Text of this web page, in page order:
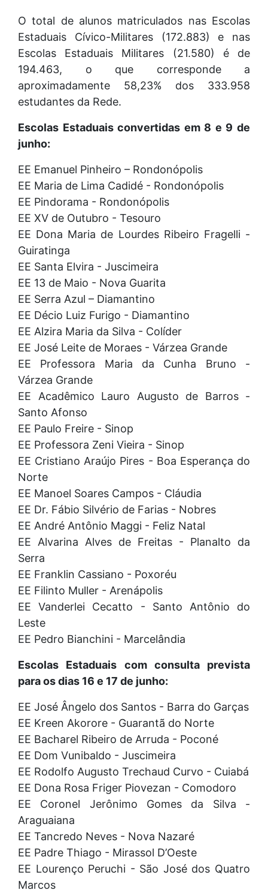
O total de alunos matriculados nas Escolas
Estaduais Cívico-Militares (172.883) e nas
Escolas Estaduais Militares (21.580) é de
194.463, o que corresponde a
aproximadamente 58,23% dos 333.958
estudantes da Rede.
Escolas Estaduais convertidas em 8 e 9 de
junho:
EE Emanuel Pinheiro – Rondonópolis
EE Maria de Lima Cadidé - Rondonópolis
EE Pindorama - Rondonópolis
EE XV de Outubro - Tesouro
EE Dona Maria de Lourdes Ribeiro Fragelli -
Guiratinga
EE Santa Elvira - Juscimeira
EE 13 de Maio - Nova Guarita
EE Serra Azul – Diamantino
EE Décio Luiz Furigo - Diamantino
EE Alzira Maria da Silva - Colíder
EE José Leite de Moraes - Várzea Grande
EE Professora Maria da Cunha Bruno -
Várzea Grande
EE Acadêmico Lauro Augusto de Barros -
Santo Afonso
EE Paulo Freire - Sinop
EE Professora Zeni Vieira - Sinop
EE Cristiano Araújo Pires - Boa Esperança do
Norte
EE Manoel Soares Campos - Cláudia
EE Dr. Fábio Silvério de Farias - Nobres
EE André Antônio Maggi - Feliz Natal
EE Alvarina Alves de Freitas - Planalto da
Serra
EE Franklin Cassiano - Poxoréu
EE Filinto Muller - Arenápolis
EE Vanderlei Cecatto - Santo Antônio do
Leste
EE Pedro Bianchini - Marcelândia
Escolas Estaduais com consulta prevista
para os dias 16 e 17 de junho:
EE José Ângelo dos Santos - Barra do Garças
EE Kreen Akorore - Guarantã do Norte
EE Bacharel Ribeiro de Arruda - Poconé
EE Dom Vunibaldo - Juscimeira
EE Rodolfo Augusto Trechaud Curvo - Cuiabá
EE Dona Rosa Friger Piovezan - Comodoro
EE Coronel Jerônimo Gomes da Silva -
Araguaiana
EE Tancredo Neves - Nova Nazaré
EE Padre Thiago - Mirassol D’Oeste
EE Lourenço Peruchi - São José dos Quatro
Marcos